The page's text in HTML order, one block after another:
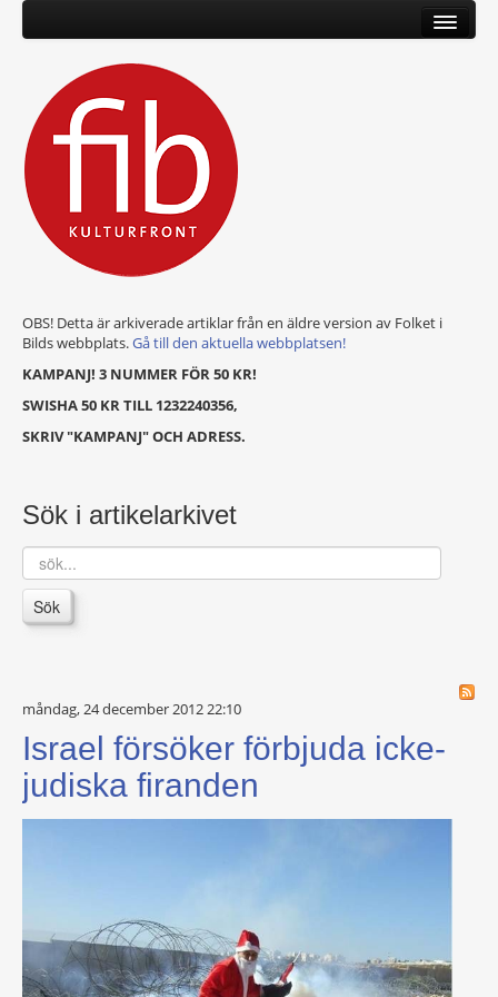
OBS! Detta är arkiverade artiklar från en äldre version av Folket i
Bilds webbplats.Gå till den aktuella webbplatsen!
KAMPANJ! 3 NUMMER FÖR 50 KR!
SWISHA 50 KR TILL 1232240356,
SKRIV "KAMPANJ" OCH ADRESS.
Sök i artikelarkivet
sök...
Sök
måndag, 24 december 2012 22:10
Israel försöker förbjuda icke-
judiska firanden